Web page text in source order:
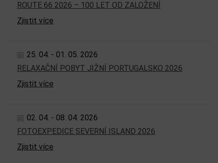
ROUTE 66 2026 – 100 LET OD ZALOŽENÍ
Zjistit více
25. 04. - 01. 05. 2026
RELAXAČNÍ POBYT JIŽNÍ PORTUGALSKO 2026
Zjistit více
02. 04. - 08. 04. 2026
FOTOEXPEDICE SEVERNÍ ISLAND 2026
Zjistit více